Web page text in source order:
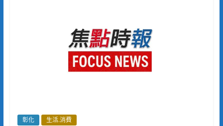
彰化 生活.消費